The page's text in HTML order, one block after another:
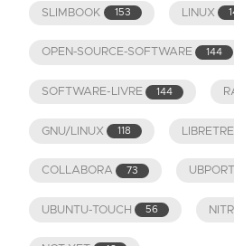
SLIMBOOK 153 LINUX
OPEN-SOURCE-SOFTWARE 144
SOFTWARE-LIVRE 144
GNU/LINUX 118
COLLABORA 73
UBUNTU-TOUCH 56